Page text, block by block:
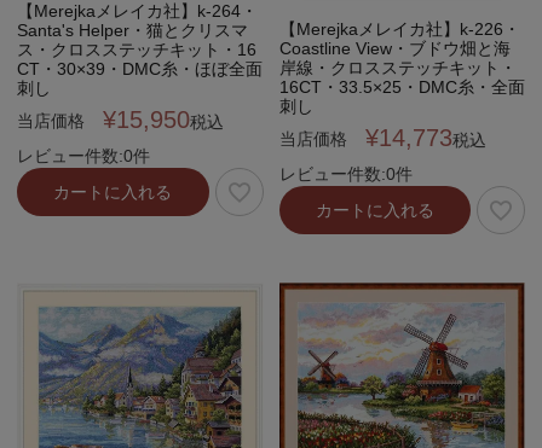
【Merejkaメレイカ社】k-264・
Santa's Helper・猫とクリスマ
ス・クロスステッチキット・16
CT・30×39・DMC糸・ほぼ全面
刺し
当店価格
¥15,950税込
レビュー件数:0件
カートに入れる
【Merejkaメレイカ社】k-226・
Coastline View・ブドウ畑と海
岸線・クロスステッチキット・
16CT・33.5×25・DMC糸・全面
刺し
当店価格
¥14,773税込
レビュー件数:0件
カートに入れる